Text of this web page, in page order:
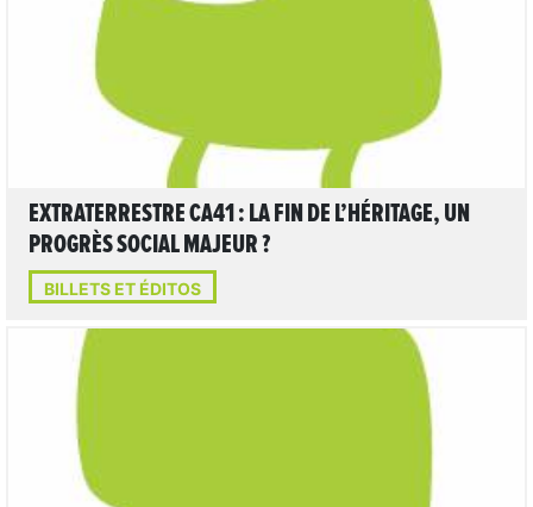
LIRE L'ARTICLE
EXTRATERRESTRE CA41 : LA FIN DE L’HÉRITAGE, UN
PROGRÈS SOCIAL MAJEUR ?
BILLETS ET ÉDITOS